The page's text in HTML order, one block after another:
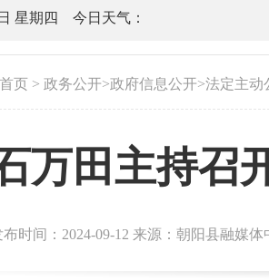
星期四 今日天气：
首页 > 政务公开>政府信息公开>法定主动
万田主持召
布时间：2024-09-12 来源：朝阳县融媒体